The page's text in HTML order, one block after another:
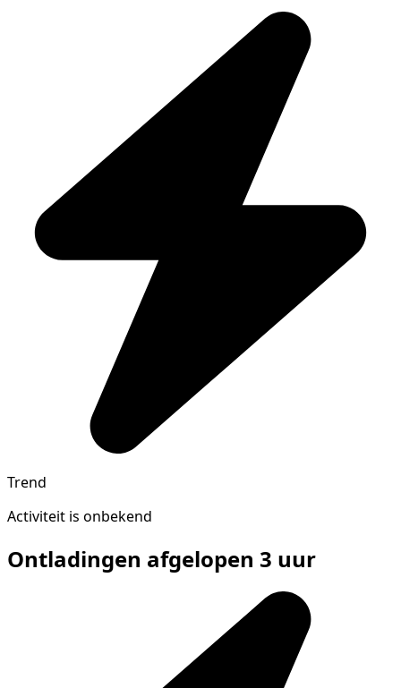
Trend
Activiteit is onbekend
Ontladingen afgelopen 3 uur